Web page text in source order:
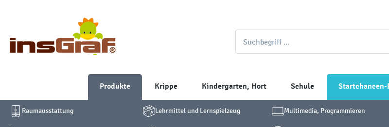
Produkte Krippe Kindergarten, Hort Schule Startchancen-
Raumausstattung Lehrmittel und Lernspielzeug Multimedia, Programmieren